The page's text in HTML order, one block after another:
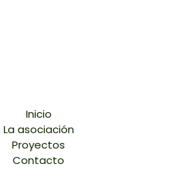
Inicio
La asociación
Proyectos
Contacto